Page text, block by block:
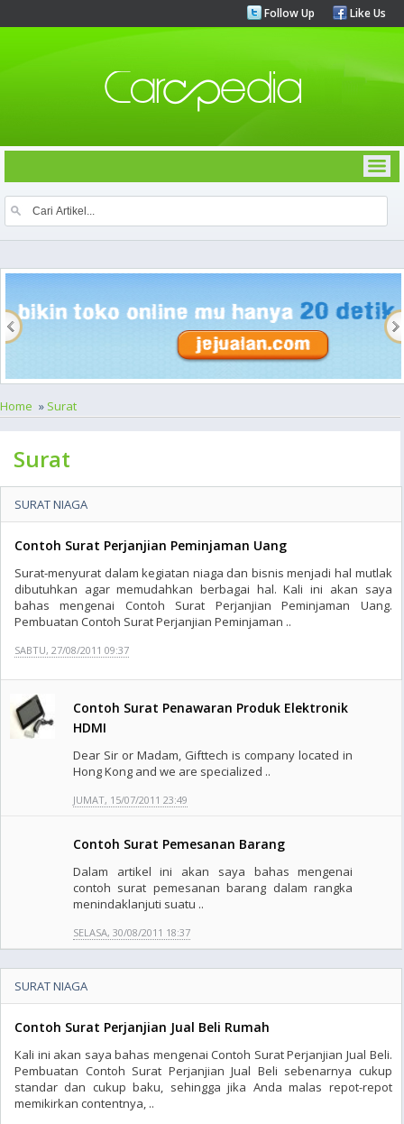
Follow Up Like Us
Home » Surat
Surat
SURAT NIAGA
Contoh Surat Perjanjian Peminjaman Uang
Surat-menyurat dalam kegiatan niaga dan bisnis menjadi hal mutlak
dibutuhkan agar memudahkan berbagai hal. Kali ini akan saya
bahas mengenai Contoh Surat Perjanjian Peminjaman Uang.
Pembuatan Contoh Surat Perjanjian Peminjaman ..
SABTU, 27/08/2011 09:37
Contoh Surat Penawaran Produk Elektronik
HDMI
Dear Sir or Madam, Gifttech is company located in
Hong Kong and we are specialized ..
JUMAT, 15/07/2011 23:49
Contoh Surat Pemesanan Barang
Dalam artikel ini akan saya bahas mengenai
contoh surat pemesanan barang dalam rangka
menindaklanjuti suatu ..
SELASA, 30/08/2011 18:37
SURAT NIAGA
Contoh Surat Perjanjian Jual Beli Rumah
Kali ini akan saya bahas mengenai Contoh Surat Perjanjian Jual Beli.
Pembuatan Contoh Surat Perjanjian Jual Beli sebenarnya cukup
standar dan cukup baku, sehingga jika Anda malas repot-repot
memikirkan contentnya, ..